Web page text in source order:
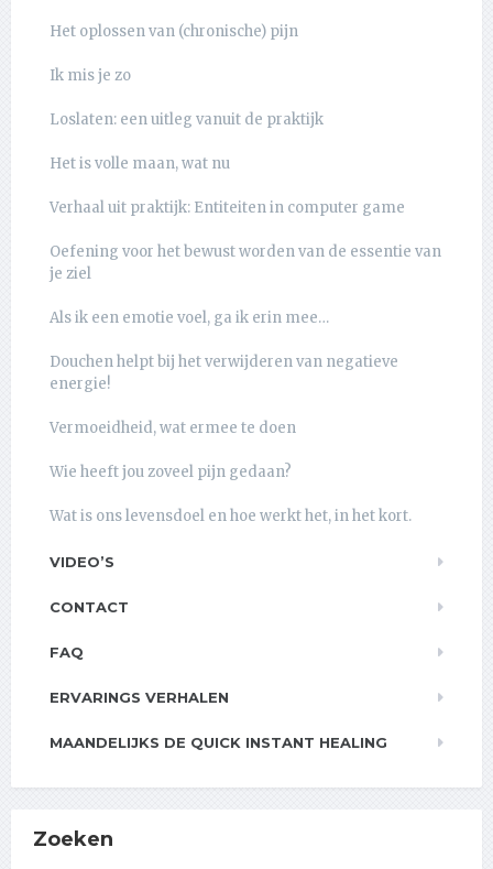
Het oplossen van (chronische) pijn
Ik mis je zo
Loslaten: een uitleg vanuit de praktijk
Het is volle maan, wat nu
Verhaal uit praktijk: Entiteiten in computer game
Oefening voor het bewust worden van de essentie van
je ziel
Als ik een emotie voel, ga ik erin mee…
Douchen helpt bij het verwijderen van negatieve
energie!
Vermoeidheid, wat ermee te doen
Wie heeft jou zoveel pijn gedaan?
Wat is ons levensdoel en hoe werkt het, in het kort.
VIDEO’S
CONTACT
FAQ
ERVARINGS VERHALEN
MAANDELIJKS DE QUICK INSTANT HEALING
Zoeken